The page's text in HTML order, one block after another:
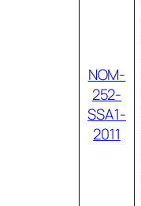
NOM-
252-
SSA1-
2011